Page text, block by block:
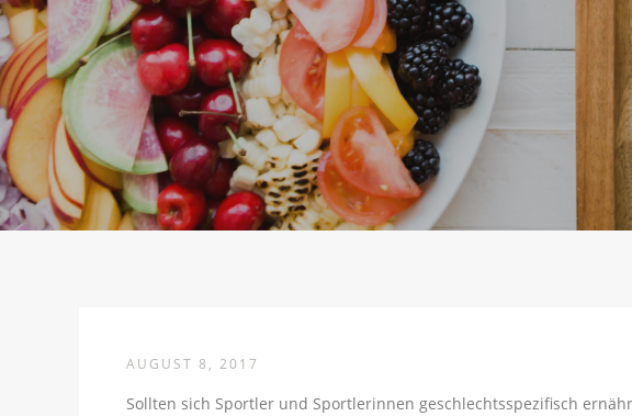
AUGUST 8, 2017
Sollten sich Sportler und Sportlerinnen geschlechtsspezifisch